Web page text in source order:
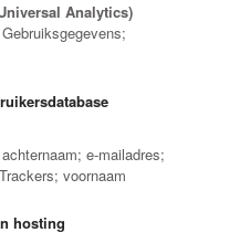
Analytics)
e-mailadres;
voornaam
hosting